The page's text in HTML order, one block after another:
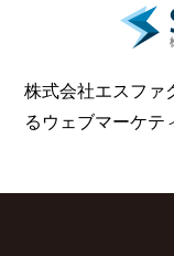
株式会社エスファ
る ウェブマーケテ